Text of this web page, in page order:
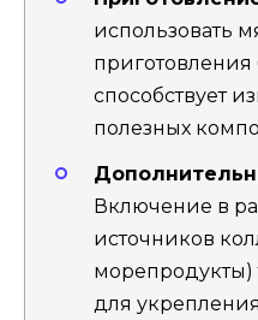
использовать
приготовления
способствует
полезных
Включение в
источников
морепродукты)
для укрепления